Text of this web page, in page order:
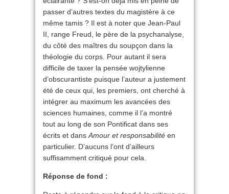
passer d’autres textes du magistère à ce
même tamis ? Il est à noter que Jean-Paul
II, range Freud, le père de la psychanalyse,
du côté des maîtres du soupçon dans la
théologie du corps. Pour autant il sera
difficile de taxer la pensée wojtylienne
d’obscurantiste puisque l’auteur a justement
été de ceux qui, les premiers, ont cherché à
intégrer au maximum les avancées des
sciences humaines, comme il l’a montré
tout au long de son Pontificat dans ses
écrits et dans Amour et responsabilité en
particulier. D’aucuns l’ont d’ailleurs
suffisamment critiqué pour cela.
Réponse de fond :